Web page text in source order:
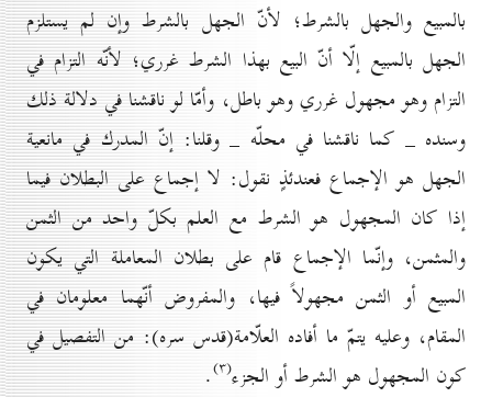
بالمبيع والجهل بالشرط؛ لأنّ الجهل بالشرط وإن لم يستلزم
الجهل بالمبيع إلّا أنّ البيع بهذا الشرط غرري؛ لأنّه التزام في
التزام وهو مجهول غرري وهو باطل، وأمّا لو ناقشنا في دلالة ذلك
وسنده _ كما ناقشنا في محلّه _ وقلنا: إنّ المدرك في مانعية
الجهل هو الإجماع فعندئذٍ نقول: لا إجماع على البطلان فيما
إذا كان المجهول هو الشرط مع العلم بكلّ واحد من الثمن
والمثمن، وإنّما الإجماع قام على بطلان المعاملة التي يكون
المبيع أو الثمن مجهولاً فيها، والمفروض أنّهما معلومان في
المقام، وعليه يتمّ ما أفاده العلّامة(قدس سره): من التفصيل في
كون المجهول هو الشرط أو الجزء(۳) .